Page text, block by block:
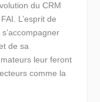
du CRM
L’esprit de
de sa
leur feront
comme la